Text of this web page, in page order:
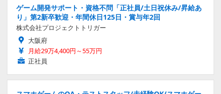
ゲーム開発サポート・資格不問「正社員/土日祝休み/昇給あ
り」第2新卒歓迎・年間休日125日・賞与年2回
株式会社プロジェクトトリガー
大阪府
月給29万4,400円～55万円
正社員